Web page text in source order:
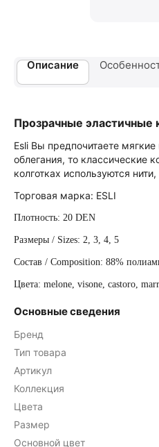
Описание
Прозрачные эластичные
Esli Вы предпочитаете
облегания, то классические
колготках используются
Торговая марка: ESLI
Плотность: 20 DEN
Размеры / Sizes: 2, 3, 4, 5
Состав / Composition: 88%
Цвета: melone, visone, castoro,
Основные сведения
Бренд
Тип товара
Артикул
Коллекция
Цвета
Размер
Основной цвет